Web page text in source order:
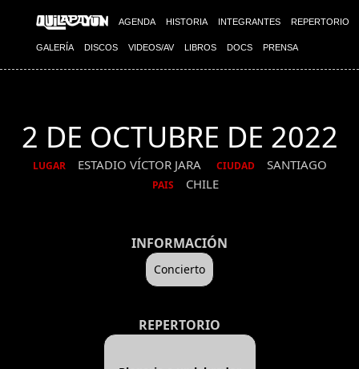
AGENDA HISTORIA INTEGRANTES REPERTORIO
GALERÍA DISCOS VIDEOS/AV LIBROS DOCS PRENSA
2 DE OCTUBRE DE 2022
LUGAR ESTADIO VÍCTOR JARA CIUDAD SANTIAGO
PAIS CHILE
INFORMACIÓN
Concierto
REPERTORIO